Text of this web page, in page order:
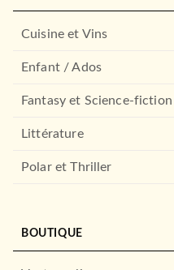
Cuisine et Vins
Enfant / Ados
Fantasy et Science-fiction
Littérature
Polar et Thriller
BOUTIQUE